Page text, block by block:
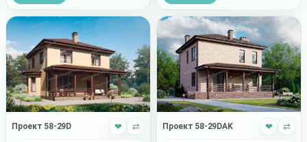
Проект 58-29D ❤ ⇄ Проект 58-29DAK ❤ ⇄